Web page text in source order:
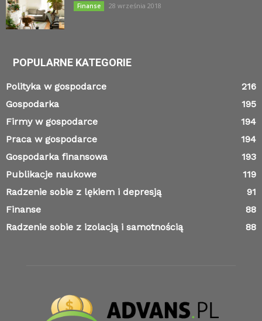
Finanse 28 września 2018
POPULARNE KATEGORIE
Polityka w gospodarce
216
Gospodarka
195
Firmy w gospodarce
194
Praca w gospodarce
194
Gospodarka finansowa
193
Publikacje naukowe
119
Radzenie sobie z lękiem i depresją
91
Finanse
88
Radzenie sobie z izolacją i samotnością
88